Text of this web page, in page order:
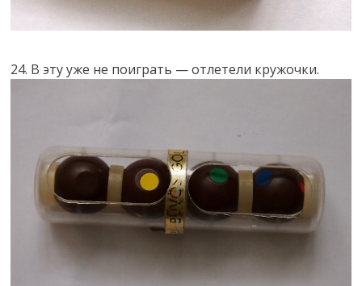
24. В эту уже не поиграть — отлетели кружочки.